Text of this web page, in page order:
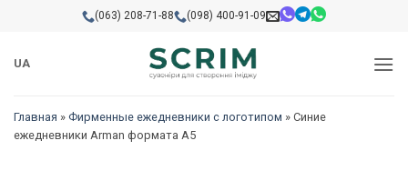
content
(063) 208-71-88 (098) 400-91-09
UA
Главная » Фирменные ежедневники с логотипом » Синие
ежедневники Arman формата А5